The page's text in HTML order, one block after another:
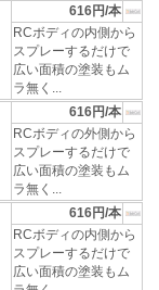
616円/本
RCボディの内側から
スプレーするだけで
広い面積の塗装もム
ラ無く...
616円/本
RCボディの外側から
スプレーするだけで
広い面積の塗装もム
ラ無く...
616円/本
RCボディの内側から
スプレーするだけで
広い面積の塗装もム